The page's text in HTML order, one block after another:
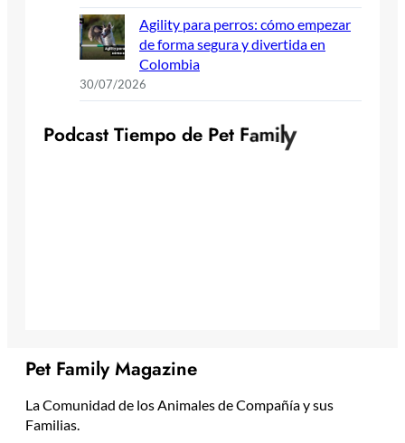
Agility para perros: cómo empezar
de forma segura y divertida en
Colombia
30/07/2026
Podcast Tiempo de Pet Family
Pet Family Magazine
La Comunidad de los Animales de Compañía y sus
Familias.